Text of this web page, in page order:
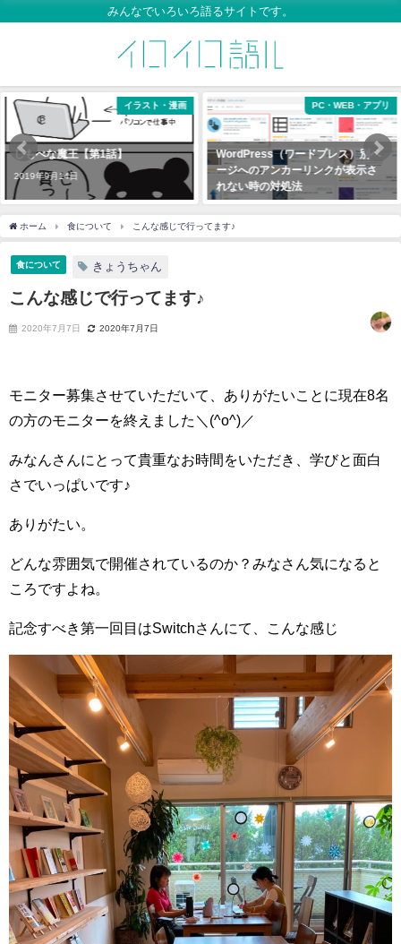
みんなでいろいろ語るサイトです。
イラスト・漫画
もべな魔王【第1話】
年9月14日
PC・WEB・アプリ
WordPress（ワードプレス）別ペ
ージへのアンカーリンクが表示さ
れない時の対処法
ホーム 食について こんな感じで行ってます♪
食について きょうちゃん
こんな感じで行ってます♪
2020年7月7日 2020年7月7日
モニター募集させていただいて、ありがたいことに現在8名
の方のモニターを終えました＼(^o^)／
みなんさんにとって貴重なお時間をいただき、学びと面白
さでいっぱいです♪
ありがたい。
どんな雰囲気で開催されているのか？みなさん気になると
ころですよね。
記念すべき第一回目はSwitchさんにて、こんな感じ